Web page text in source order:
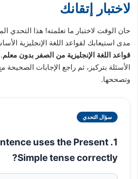
لاختبار إتقانك
حان الوقت لاختبار ما تعلمته! هذا التحدي
مدى استيعابك لقواعد اللغة الإنجليزية
قواعد اللغة الإنجليزية من الصفر بدون معلم
الأسئلة بتركيز، ثم راجع الإجابات
وتصححها.
سؤال التحدي
uses the Present
Simple tense correctly?